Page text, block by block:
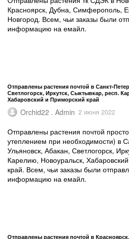
Красноярск, Дубна, Симферополь,
Новгород. Всем, чьи заказы были
информацию на емайл.
Отправлены растения почтой в Санкт-
Светлогорск, Иркутск, Сыктывкар, респ.
Хабаровский и Приморский край
Orchid22 . Admin 2 июня 2022
Отправлены растения почтой
утеплением при необходимости) в
Ульяновск, Абакан, Светлогорск,
Карелию, Новоуральск,
край. Всем, чьи заказы были
информацию на емайл.
Отправлены растения почтой в